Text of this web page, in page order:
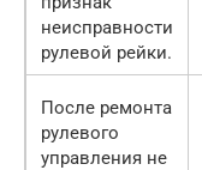
неисправности
рулевой рейки.
После ремонта
рулевого
управления не